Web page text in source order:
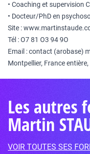
• Coaching et supervision
• Docteur/PhD en
Site :
Tél : O7 81 O3 94 9O
Email : contact (arobase)
Montpellier, France
Les autres
Martin
VOIR TOUTES SES